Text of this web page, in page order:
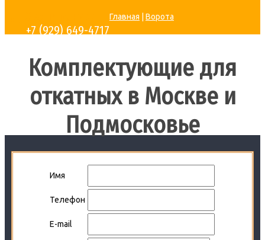
+7 (929) 649-4717
Главная Ворота
Комплектующие для
откатных в Москве и
Подмосковье
ЕСТЬ ВОПРОСЫ?
Имя
Телефон
E-mail